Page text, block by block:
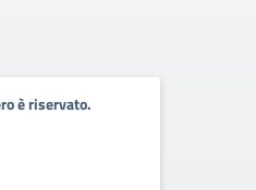
è riservato.